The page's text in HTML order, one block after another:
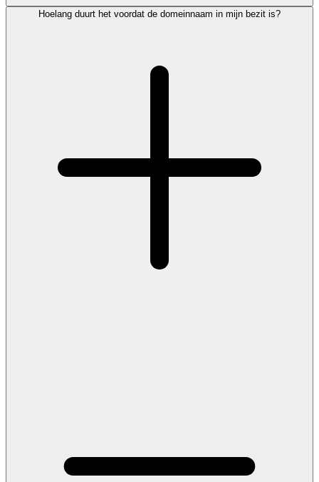
Hoelang duurt het voordat de domeinnaam in mijn bezit is?